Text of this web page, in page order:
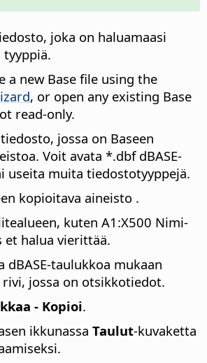
joka on haluamaasi
a new Base file using the
, or open any existing Base
read-only.
jossa on Baseen
Voit avata *.dbf dBASE-
useita muita tiedostotyyppejä.
kopioitava aineisto .
kuten A1:X500 Nimi-
et halua vierittää.
dBASE-taulukkoa mukaan
jossa on otsikkotiedot.
- Kopioi.
ikkunassa Taulut-kuvaketta